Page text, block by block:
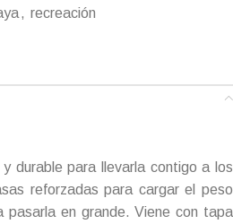
, recreación
durable para llevarla contigo a los
reforzadas para cargar el peso
pasarla en grande. Viene con tapa